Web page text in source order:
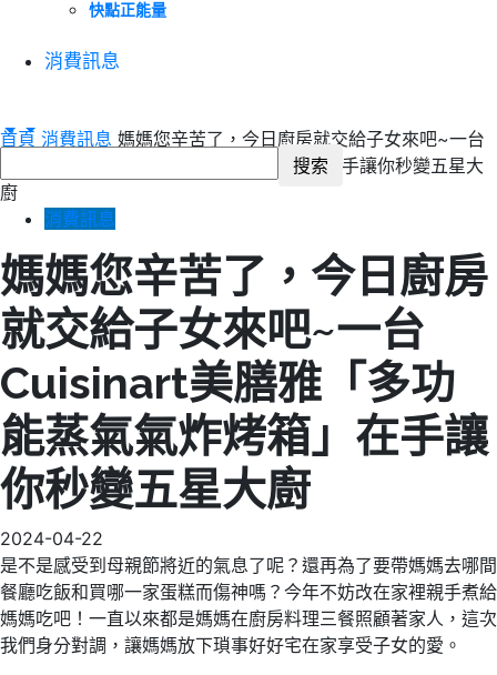
快點正能量
消費訊息
首頁 消費訊息 媽媽您辛苦了，今日廚房就交給子女來吧~一台
Cuisinart美膳雅「多功能蒸氣氣炸烤箱」在手讓你秒變五星大
廚
消費訊息
媽媽您辛苦了，今日廚房
就交給子女來吧~一台
Cuisinart美膳雅「多功
能蒸氣氣炸烤箱」在手讓
你秒變五星大廚
2024-04-22
是不是感受到母親節將近的氣息了呢？還再為了要帶媽媽去哪間
餐廳吃飯和買哪一家蛋糕而傷神嗎？今年不妨改在家裡親手煮給
媽媽吃吧！一直以來都是媽媽在廚房料理三餐照顧著家人，這次
我們身分對調，讓媽媽放下瑣事好好宅在家享受子女的愛。